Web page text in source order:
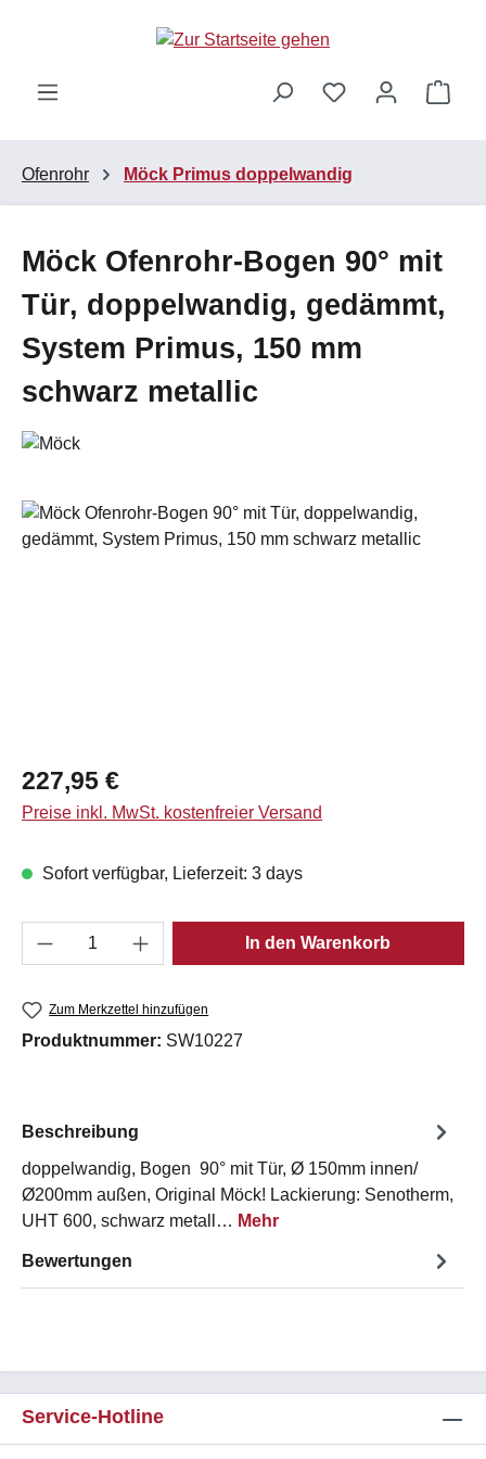
Zum Hauptinhalt springen
Ofenrohr Möck Primus doppelwandig
Möck Ofenrohr-Bogen 90° mit
Tür, doppelwandig, gedämmt,
System Primus, 150 mm
schwarz metallic
Bildergalerie überspringen
Regulärer Preis:
227,95 €
Preise inkl. MwSt. kostenfreier Versand
Sofort verfügbar, Lieferzeit: 3 days
Produkt Anzahl: Gib den gewünschten
In den Warenkorb
Zum Merkzettel hinzufügen
Produktnummer: SW10227
Beschreibung
doppelwandig, Bogen 90° mit Tür, Ø 150mm innen/
Ø200mm außen, Original Möck! Lackierung: Senotherm,
UHT 600, schwarz metall… Mehr
Bewertungen
Service-Hotline